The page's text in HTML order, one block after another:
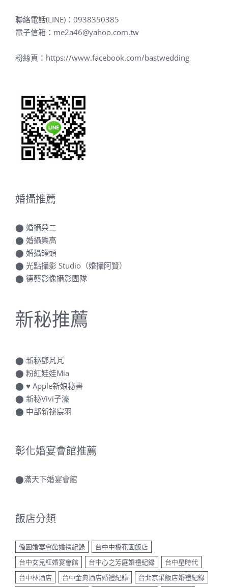
聯絡電話(LINE)： 0938350385
電子信箱： me2a46@yahoo.com.tw
粉絲頁： https://www.facebook.com/bastwedding
婚攝推薦
⬤ 婚攝榮二
⬤ 婚攝樂高
⬤ 婚攝罐頭
⬤ 光點攝影 Studio（婚攝阿賢）
⬤ 德藝影像攝影團隊
新秘推薦
⬤ 新秘鄧芃芃
⬤ 粉紅娃娃Mia
⬤ ♥ Apple新娘秘書
⬤ 新秘Vivi子溱
⬤ 中部新祕宸羽
彰化婚宴會館推薦
⬤滿天下婚宴會館
飯店分類
僑園婚宴會館婚禮紀錄
台中中橋花園飯店
台中女兒紅婚宴會館
台中心之芳庭婚禮紀錄
台中星時代
台中林酒店
台中金典酒店婚禮紀錄
台北京采飯店婚禮紀錄